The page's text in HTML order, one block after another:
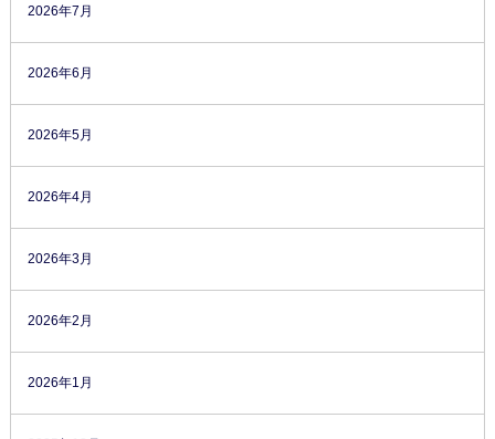
2026年7月
2026年6月
2026年5月
2026年4月
2026年3月
2026年2月
2026年1月